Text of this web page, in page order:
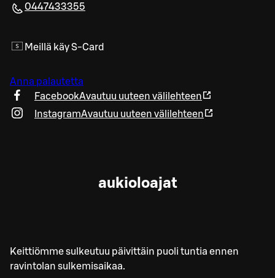
0447433355
Meillä käy S-Card
Anna palautetta
FacebookAvautuu uuteen välilehteen
InstagramAvautuu uuteen välilehteen
aukioloajat
Keittiömme sulkeutuu päivittäin puoli tuntia ennen
ravintolan sulkemisaikaa.